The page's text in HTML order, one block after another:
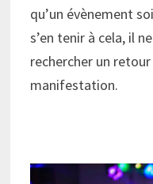
qu’un évènement
s’en tenir à cela, il
rechercher un
manifestation.